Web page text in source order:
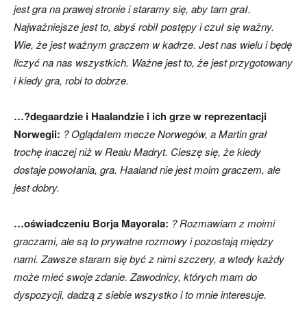
jest gra na prawej stronie i staramy się, aby tam grał.
Najważniejsze jest to, abyś robił postępy i czuł się ważny.
Wie, że jest ważnym graczem w kadrze. Jest nas wielu i będę
liczyć na nas wszystkich. Ważne jest to, że jest przygotowany
i kiedy gra, robi to dobrze.
…?degaardzie i Haalandzie i ich grze w reprezentacji
Norwegii: ? Oglądałem mecze Norwegów, a Martin grał
trochę inaczej niż w Realu Madryt. Cieszę się, że kiedy
dostaje powołania, gra. Haaland nie jest moim graczem, ale
jest dobry.
…oświadczeniu Borja Mayorala: ? Rozmawiam z moimi
graczami, ale są to prywatne rozmowy i pozostają między
nami. Zawsze staram się być z nimi szczery, a wtedy każdy
może mieć swoje zdanie. Zawodnicy, których mam do
dyspozycji, dadzą z siebie wszystko i to mnie interesuje.